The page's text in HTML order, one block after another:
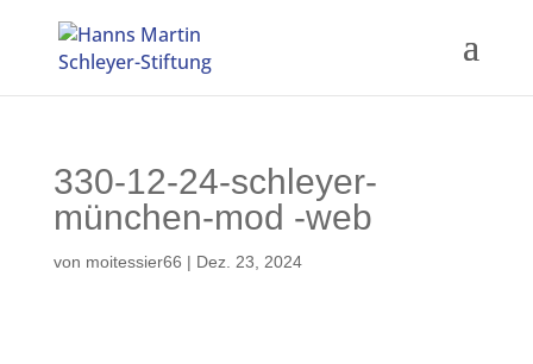
330-12-24-schleyer-
münchen-mod -web
von moitessier66 | Dez. 23, 2024